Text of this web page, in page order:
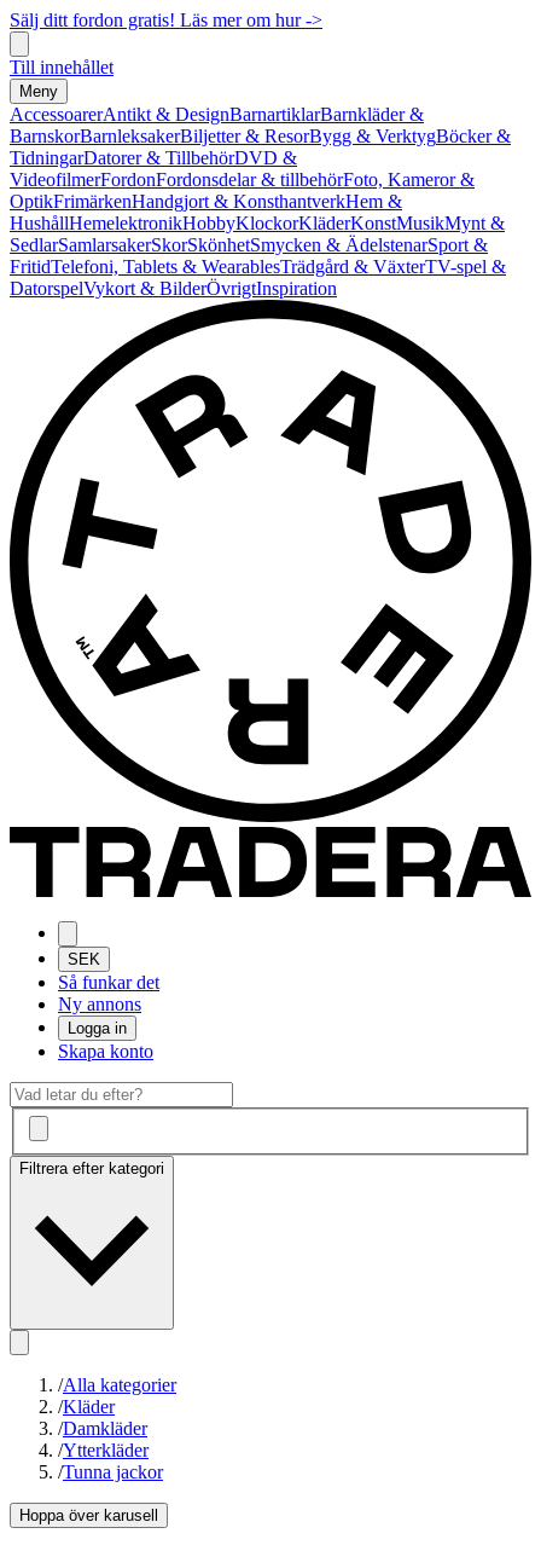
Sälj ditt fordon gratis! Läs mer om hur ->
Till innehållet
Meny
AccessoarerAntikt & DesignBarnartiklarBarnkläder &
BarnskorBarnleksakerBiljetter & ResorBygg & VerktygBöcker &
TidningarDatorer & TillbehörDVD &
VideofilmerFordonFordonsdelar & tillbehörFoto, Kameror &
OptikFrimärkenHandgjort & KonsthantverkHem &
HushållHemelektronikHobbyKlockorKläderKonstMusikMynt &
SedlarSamlarsakerSkorSkönhetSmycken & ÄdelstenarSport &
FritidTelefoni, Tablets & WearablesTrädgård & VäxterTV-spel &
DatorspelVykort & BilderÖvrigtInspiration
SEK
Så funkar det
Ny annons
Logga in
Skapa konto
Filtrera efter kategori
/Alla kategorier
/Kläder
/Damkläder
/Ytterkläder
/Tunna jackor
Hoppa över karusell